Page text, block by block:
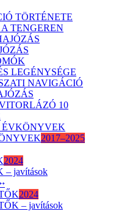
TÖRTÉNETE
TENGEREN
LEGÉNYSÉGE
NAVIGÁCIÓ
10
ÉVKÖNYVEK
2017–2025
2024
javítások
2024
– javítások